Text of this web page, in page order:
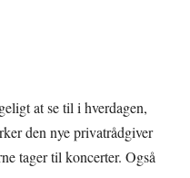
at se til i hverdagen,
den nye privatrådgiver
tager til koncerter. Også